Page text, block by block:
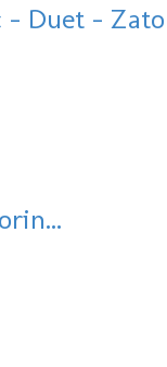
- Duet -